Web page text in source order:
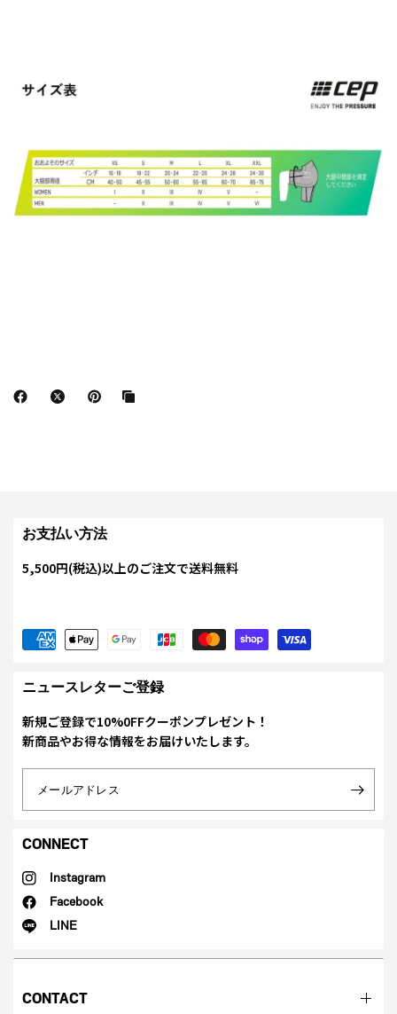
お支払い方法
5,500円(税込)以上のご注文で送料無料
ニュースレターご登録
新規ご登録で10%0FFクーポンプレゼント！
新商品やお得な情報をお届けいたします。
メールアドレス
CONNECT
Instagram
Facebook
LINE
CONTACT